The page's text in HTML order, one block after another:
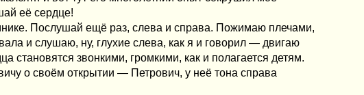
её сердце!
Послушай ещё раз, слева и справа. Пожимаю плечами,
и слушаю, ну, глухие слева, как я и говорил — двигаю
становятся звонкими, громкими, как и полагается детям.
о своём открытии — Петрович, у неё тона справа